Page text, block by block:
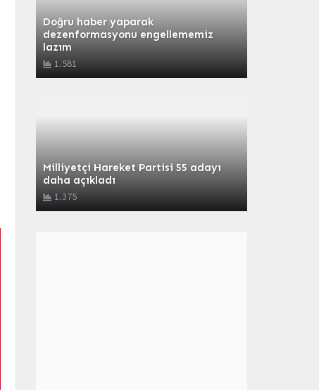
Doğru haber yaparak
dezenformasyonu engellememiz
lazım
1.581
Milliyetçi Hareket Partisi 55 adayı
daha açıkladı
1.375